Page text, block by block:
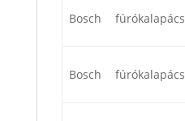
Bosch fúrókalapács
Bosch fúrókalapács